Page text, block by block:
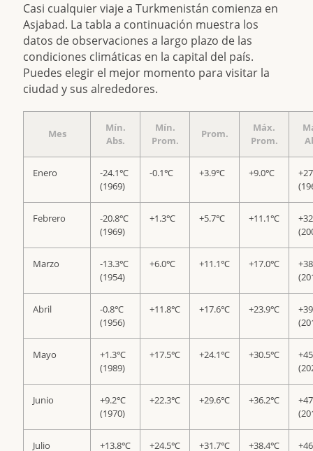
Casi cualquier viaje a Turkmenistán comienza en
Asjabad. La tabla a continuación muestra los
datos de observaciones a largo plazo de las
condiciones climáticas en la capital del país.
Puedes elegir el mejor momento para visitar la
ciudad y sus alrededores.
Mes
Mín.
Abs.
Mín.
Prom.
Prom.
Máx.
Prom.
Enero
-24.1℃
(1969)
-0.1℃ +3.9℃ +9.0℃
Febrero
-20.8℃
(1969)
+1.3℃ +5.7℃ +11.1℃
Marzo
-13.3℃
(1954)
+6.0℃ +11.1℃ +17.0℃
Abril
-0.8℃
(1956)
+11.8℃ +17.6℃ +23.9℃
Mayo
+1.3℃
(1989)
+17.5℃ +24.1℃ +30.5℃
Junio
+9.2℃
(1970)
+22.3℃ +29.6℃ +36.2℃
Julio +13.8℃ +24.5℃ +31.7℃ +38.4℃